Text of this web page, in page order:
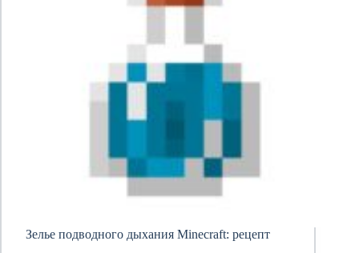
Зелье подводного дыхания Minecraft: рецепт